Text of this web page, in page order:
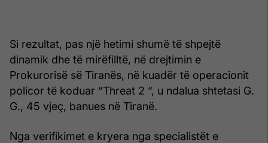
Si rezultat, pas një hetimi shumë të shpejtë
dinamik dhe të mirëfilltë, në drejtimin e
Prokurorisë së Tiranës, në kuadër të operacionit
policor të koduar “Threat 2 “, u ndalua shtetasi G.
G., 45 vjeç, banues në Tiranë.
Nga verifikimet e kryera nga specialistët e